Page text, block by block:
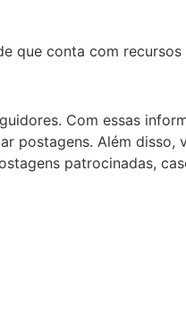
que conta com recursos
Com essas
postagens. Além
patrocinadas,